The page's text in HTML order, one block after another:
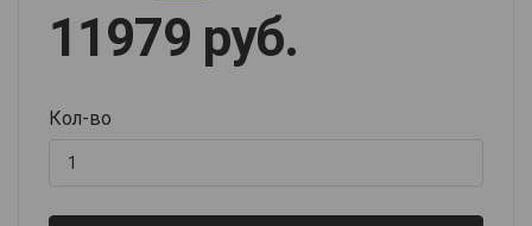
11979 руб.
Кол-во